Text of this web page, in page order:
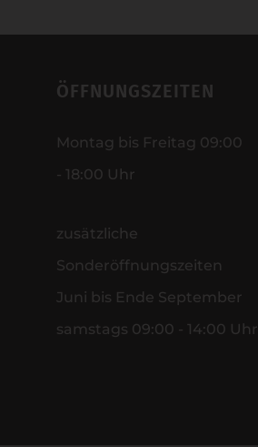
ÖFFNUNGSZEITEN
Montag bis Freitag 09:00
- 18:00 Uhr
zusätzliche
Sonderöffnungszeiten
Juni bis Ende September
samstags 09:00 - 14:00 Uhr